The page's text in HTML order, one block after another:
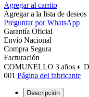
Agregar al carrito
Agregar a la lista de deseos
Preguntar por WhatsApp
Garantía Oficial
Envío Nacional
Compra Segura
Facturación
COMUNELLO 3 años ◐
001 Página del fabricante
Descripción